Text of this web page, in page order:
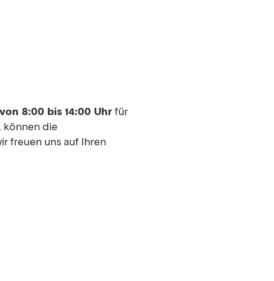
8:00 bis 14:00 Uhr für
können die
freuen uns auf Ihren